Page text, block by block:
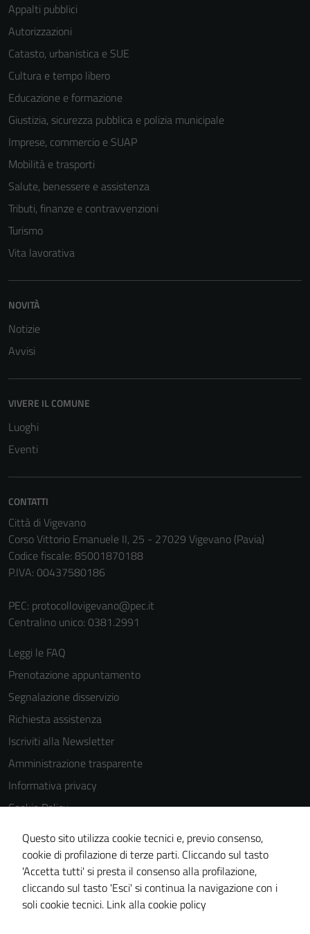
Appalti pubblici
Autorizzazioni
Catasto, urbanistica e SUE
Cultura e tempo libero
Educazione e formazione
Giustizia, sicurezza pubblica e polizia municipale
Imprese, commercio e SUAP
Mobilità e trasporti
Salute, benessere e assistenza
Tributi, finanze e contravvenzioni
Turismo
Vita lavorativa
NOVITÀ
Notizie
Avvisi
VIVERE IL COMUNE
Luoghi
Eventi
CONTATTI
Città di Vigevano
Corso Vittorio Emanuele II, 25 - 27029 Vigevano (Pavia)
Codice fiscale: 85001870188
P.IVA: 00437580186
PEC: protocollovigevano@pec.it
Centralino unico: 0381.2991
Leggi le FAQ
Prenotazione appuntamento
Segnalazione disservizio
Richiesta assistenza
Iscriviti alla Newsletter
Amministrazione trasparente
Informativa privacy
Cookie Policy
Media policy
Note legali
Dichiarazione di accessibilità
Piano di miglioramento del sito
Questo sito utilizza cookie tecnici e, previo consenso,
cookie di profilazione di terze parti. Cliccando sul tasto
'Accetta tutti' si presta il consenso alla profilazione,
cliccando sul tasto 'Esci' si continua la navigazione con i
soli cookie tecnici. Link alla cookie policy
per il